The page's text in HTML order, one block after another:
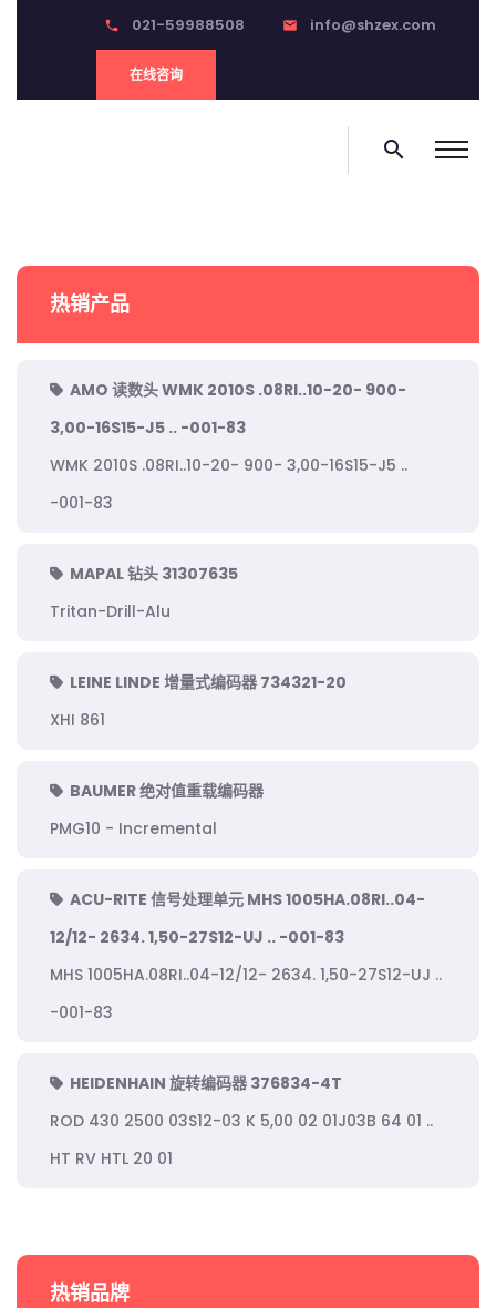
phone 021-59988508 email info@shzex.com
在线咨询
search
热销产品
AMO 读数头 WMK 2010S .08RI..10-20- 900-
3,00-16S15-J5 .. -001-83
WMK 2010S .08RI..10-20- 900- 3,00-16S15-J5 ..
-001-83
MAPAL 钻头 31307635
Tritan-Drill-Alu
LEINE LINDE 增量式编码器 734321-20
XHI 861
BAUMER 绝对值重载编码器
PMG10 - Incremental
ACU-RITE 信号处理单元 MHS 1005HA.08RI..04-
12/12- 2634. 1,50-27S12-UJ .. -001-83
MHS 1005HA.08RI..04-12/12- 2634. 1,50-27S12-UJ ..
-001-83
HEIDENHAIN 旋转编码器 376834-4T
ROD 430 2500 03S12-03 K 5,00 02 01J03B 64 01 ..
HT RV HTL 20 01
热销品牌